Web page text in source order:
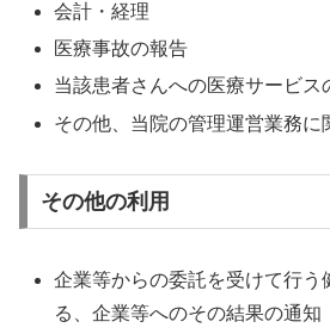
会計・経理
医療事故の報告
当該患者さんへの医療サービス
その他、当院の管理運営業務に
その他の利用
企業等からの委託を受けて行う
る、企業等へのその結果の通知